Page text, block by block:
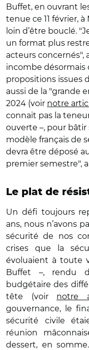
Buffet, en ouvrant
tenue ce 11 février,
loin d’être bouclé.
un format plus
acteurs concernés",
incombe désormais
propositions issues
aussi de la "grande
2024 (voir notre
connait pas la
ouverte –, pour
modèle français de
devra être déposé
premier semestre",
Le plat de
Un défi toujours
ans, nous n’avons
sécurité de nos
crises que la
évoluaient à toute
Buffet –, rendu
budgétaire des
tête (voir notre
gouvernance, le
sécurité civile
réunion
dessert, en